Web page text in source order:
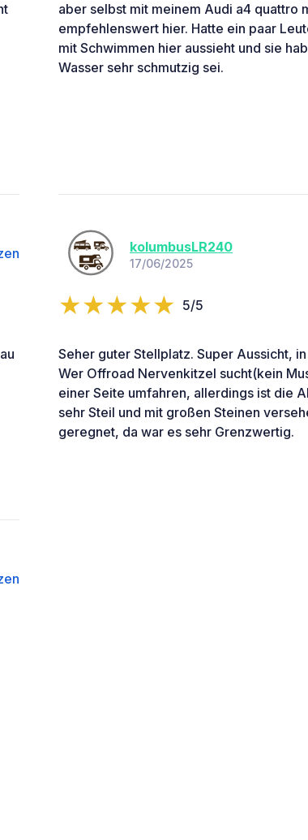
aber selbst mit meinem Audi a4 quattro
empfehlenswert hier. Hatte ein paar
mit Schwimmen hier aussieht und sie
Wasser sehr schmutzig sei.
kolumbusLR240
17/06/2025
5/5
Seher guter Stellplatz. Super Aussicht,
Wer Offroad Nervenkitzel sucht(kein
einer Seite umfahren, allerdings ist die
sehr Steil und mit großen Steinen
geregnet, da war es sehr Grenzwertig.